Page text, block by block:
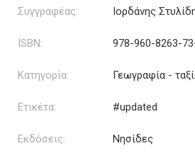
Συγγραφέας: Ιορδάνης
ISBN: 978-960-8263-
Κατηγορία: Γεωγραφία -
Ετικέτα: #updated
Εκδόσεις: Νησίδες